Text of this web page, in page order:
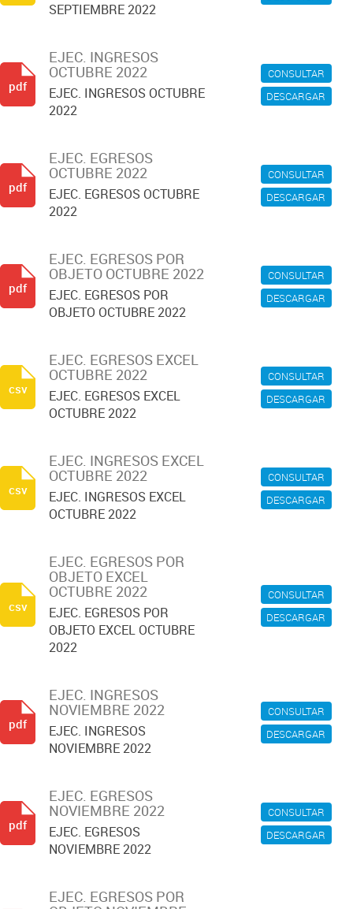
SEPTIEMBRE 2022
CONSULTAR
DESCARGAR
EJEC. INGRESOS
OCTUBRE 2022
EJEC. INGRESOS OCTUBRE
2022
pdf
CONSULTAR
DESCARGAR
EJEC. EGRESOS
OCTUBRE 2022
EJEC. EGRESOS OCTUBRE
2022
pdf
CONSULTAR
DESCARGAR
EJEC. EGRESOS POR
OBJETO OCTUBRE 2022
EJEC. EGRESOS POR
OBJETO OCTUBRE 2022
pdf
CONSULTAR
DESCARGAR
EJEC. EGRESOS EXCEL
OCTUBRE 2022
EJEC. EGRESOS EXCEL
OCTUBRE 2022
csv
CONSULTAR
DESCARGAR
EJEC. INGRESOS EXCEL
OCTUBRE 2022
EJEC. INGRESOS EXCEL
OCTUBRE 2022
csv
CONSULTAR
DESCARGAR
EJEC. EGRESOS POR
OBJETO EXCEL
OCTUBRE 2022
EJEC. EGRESOS POR
OBJETO EXCEL OCTUBRE
2022
csv
CONSULTAR
DESCARGAR
EJEC. INGRESOS
NOVIEMBRE 2022
EJEC. INGRESOS
NOVIEMBRE 2022
pdf
CONSULTAR
DESCARGAR
EJEC. EGRESOS
NOVIEMBRE 2022
EJEC. EGRESOS
NOVIEMBRE 2022
pdf
EJEC. EGRESOS POR